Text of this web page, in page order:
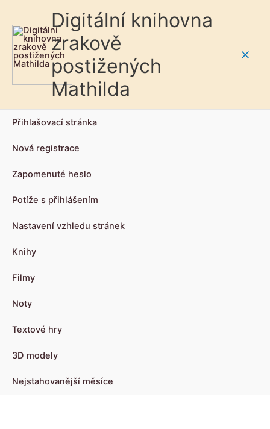
Digitální knihovna
zrakově
postižených
Mathilda
Přihlašovací stránka
Nová registrace
Zapomenuté heslo
Potíže s přihlášením
Nastavení vzhledu stránek
Knihy
Filmy
Noty
Textové hry
3D modely
Nejstahovanější měsíce